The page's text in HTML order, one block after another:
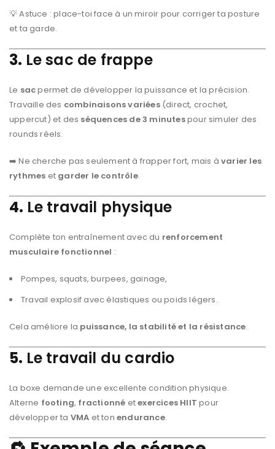
💡 Astuce : place-toi face à un miroir pour corriger ta posture
et ta garde.
3. Le sac de frappe
Le sacpermet de développer la puissance et la précision.
Travaille des combinaisons variées(direct, crochet,
uppercut) et des séquences de 3 minutespour simuler des
rounds réels.
➡️ Ne cherche pas seulement à frapper fort, mais à varier les
rythmes et garder le contrôle.
4. Le travail physique
Complète ton entraînement avec du renforcement
musculaire fonctionnel :
Pompes, squats, burpees, gainage,
Travail explosif avec élastiques ou poids légers.
Cela améliore la puissance, la stabilité et la résistance.
5. Le travail du cardio
La boxe demande une excellente condition physique.
Alterne footing, fractionné etexercices HIIT pour
développer ta VMA et tonendurance.